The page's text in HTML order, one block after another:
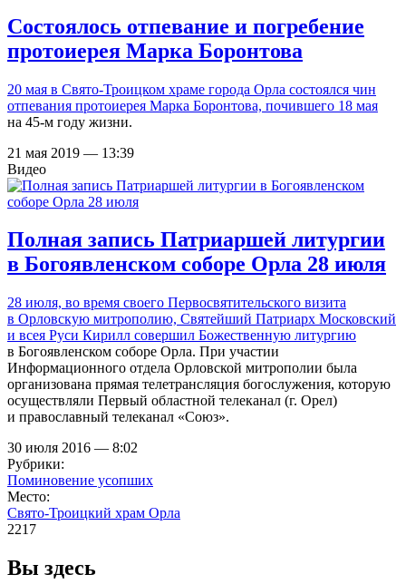
Состоялось отпевание и погребение
протоиерея Марка Боронтова
20 мая в Свято-Троицком храме города Орла состоялся чин
отпевания протоиерея Марка Боронтова, почившего 18 мая
на 45-м году жизни.
21 мая 2019 — 13:39
Видео
Полная запись Патриаршей литургии
в Богоявленском соборе Орла 28 июля
28 июля, во время своего Первосвятительского визита
в Орловскую митрополию, Святейший Патриарх Московский
и всея Руси Кирилл совершил Божественную литургию
в Богоявленском соборе Орла. При участии
Информационного отдела Орловской митрополии была
организована прямая телетрансляция богослужения, которую
осуществляли Первый областной телеканал (г. Орел)
и православный телеканал «Союз».
30 июля 2016 — 8:02
Рубрики:
Поминовение усопших
Место:
Свято-Троицкий храм Орла
2217
Вы здесь